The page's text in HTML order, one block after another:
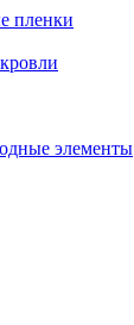
пленки
элементы